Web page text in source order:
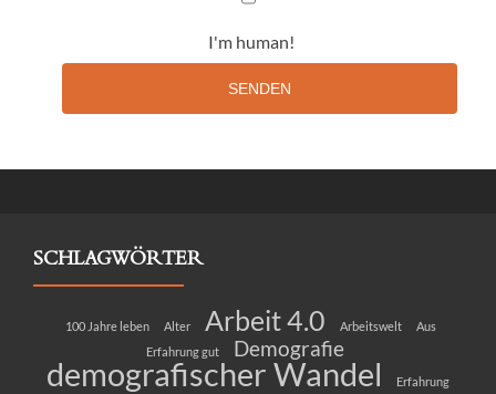
I'm human!
SENDEN
SCHLAGWÖRTER
100 Jahre leben Alter Arbeit 4.0 Arbeitswelt
Aus
Erfahrung gut
Demografie
demografischer Wandel
Erfahrung